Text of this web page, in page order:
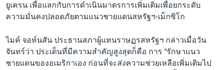
ยูเครน เพื่อแลกกับการดำเนินมาตรการเพิ่มเติมเพื่อยกระดับ
ความมั่นคงปลอดภัยตามแนวชายแดนสหรัฐฯ-เม็กซิโก
ไมค์ จอห์นสัน ประธานสภาผู้แทนราษฏรสหรัฐฯ กล่าวเมื่อวัน
จันทร์ว่า ประเด็นที่มีความสำคัญสูงสุดก็คือ การ “รักษาแนว
ชายแดนของอเมริกาเอง ก่อนที่จะส่งความช่วยเหลือเพิ่มเติมไป